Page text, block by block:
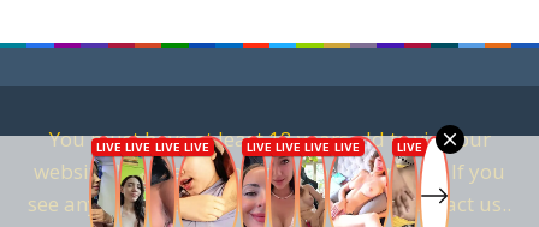
You must have at least 18 years old to visit our
website. We are against child pornography. If you
see anything that is related to it, please contact us..